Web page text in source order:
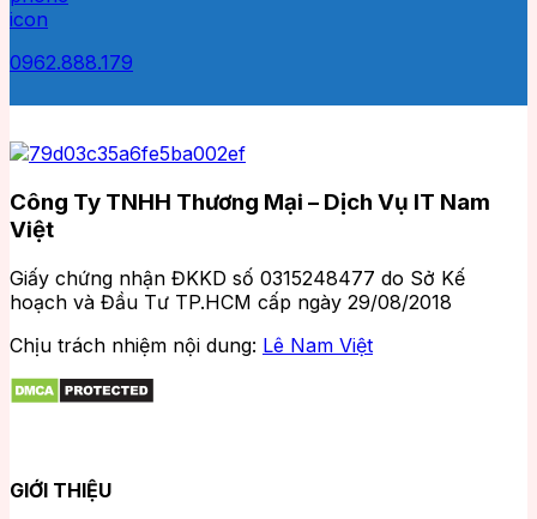
0962.888.179
Công Ty TNHH Thương Mại – Dịch Vụ IT Nam
Việt
Giấy chứng nhận ĐKKD số 0315248477 do Sở Kế
hoạch và Đầu Tư TP.HCM cấp ngày 29/08/2018
Chịu trách nhiệm nội dung: Lê Nam Việt
GIỚI THIỆU